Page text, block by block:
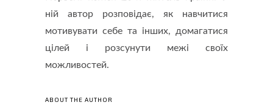
ній автор розповідає, як навчитися
мотивувати себе та інших, домагатися
цілей і розсунути межі своїх
можливостей.
ABOUT THE AUTHOR